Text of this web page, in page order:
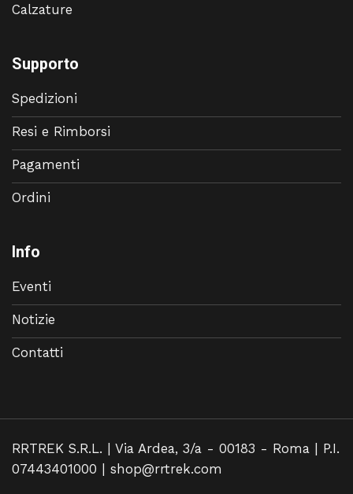
Calzature
Supporto
Spedizioni
Resi e Rimborsi
Pagamenti
Ordini
Info
Eventi
Notizie
Contatti
RRTREK S.R.L. | Via Ardea, 3/a - 00183 - Roma | P.I.
07443401000 | shop@rrtrek.com